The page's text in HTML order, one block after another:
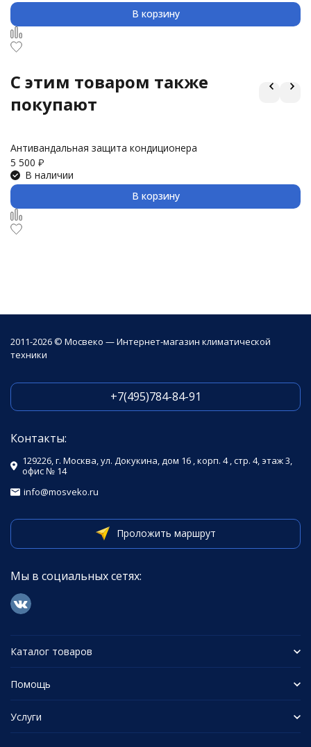
В корзину
C этим товаром также
покупают
Антивандальная защита кондиционера
5 500 ₽
В наличии
В корзину
2011-2026 © Мосвеко — Интернет-магазин климатической
техники
+7(495)784-84-91
Контакты:
129226, г. Москва, ул. Докукина, дом 16 , корп. 4 , стр. 4, этаж 3,
офис № 14
info@mosveko.ru
Проложить маршрут
Мы в социальных сетях:
Каталог товаров
Помощь
Услуги